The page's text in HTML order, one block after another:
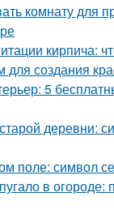
комнату для
кирпича:
для создания
5
деревни:
поле: символ
в огороде: